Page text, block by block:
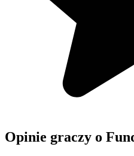
Opinie graczy o